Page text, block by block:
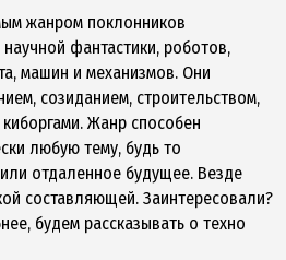
жанром поклонников
фантастики, роботов,
машин и механизмов. Они
созиданием, строительством,
Жанр способен
любую тему, будь то
отдаленное будущее. Везде
составляющей. Заинтересовали?
будем рассказывать о техно